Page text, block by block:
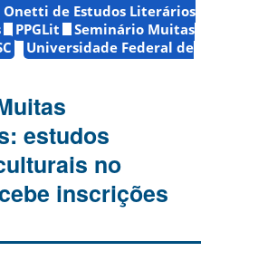
Onetti de Estudos Literários
PPGLit
Seminário Muitas
Universidade Federal de
estudos
no
inscrições